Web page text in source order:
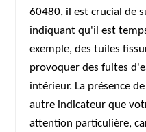
60480, il est crucial de
indiquant qu'il est
exemple, des tuiles
provoquer des fuites
intérieur. La présence
autre indicateur que
attention particulière,